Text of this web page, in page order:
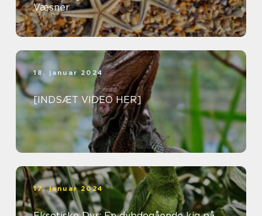
Væsner
18. januar 2024
[INDSÆT VIDEO HER]
17. januar 2024